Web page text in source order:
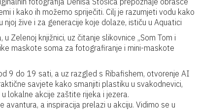
i kako ih možemo spriječiti. Cilj je razumjeti vodu kako
žive i za generacije koje dolaze, ističu u Aquatici
Zelenoj knjižnici, uz čitanje slikovnice „Som Tom i
maskote soma za fotografiranje i mini-maskote
9 do 19 sati, a uz razgled s Ribafishem, otvorenje AI
savjete kako smanjiti plastiku u svakodnevici,
lokalne akcije zaštite rijeka i jezera.
a inspiracija prelazi u akciju. Vidimo se u